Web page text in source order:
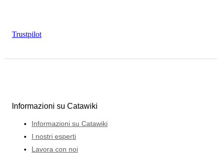
Trustpilot
Informazioni su Catawiki
Informazioni su Catawiki
I nostri esperti
Lavora con noi